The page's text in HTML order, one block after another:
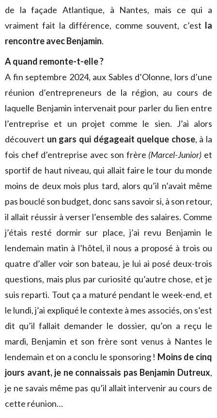
de la façade Atlantique, à Nantes, mais ce qui a
vraiment fait la différence, comme souvent, c’est la
rencontre avec Benjamin.
A quand remonte-t-elle ?
A fin septembre 2024, aux Sables d’Olonne, lors d’une
réunion d’entrepreneurs de la région, au cours de
laquelle Benjamin intervenait pour parler du lien entre
l’entreprise et un projet comme le sien. J’ai alors
découvert un gars qui dégageait quelque chose, à la
fois chef d’entreprise avec son frère (Marcel-Junior) et
sportif de haut niveau, qui allait faire le tour du monde
moins de deux mois plus tard, alors qu’il n’avait même
pas bouclé son budget, donc sans savoir si, à son retour,
il allait réussir à verser l’ensemble des salaires. Comme
j’étais resté dormir sur place, j’ai revu Benjamin le
lendemain matin à l’hôtel, il nous a proposé à trois ou
quatre d’aller voir son bateau, je lui ai posé deux-trois
questions, mais plus par curiosité qu’autre chose, et je
suis reparti. Tout ça a maturé pendant le week-end, et
le lundi, j’ai expliqué le contexte à mes associés, on s’est
dit qu’il fallait demander le dossier, qu’on a reçu le
mardi, Benjamin et son frère sont venus à Nantes le
lendemain et on a conclu le sponsoring ! Moins de cinq
jours avant, je ne connaissais pas Benjamin Dutreux,
je ne savais même pas qu’il allait intervenir au cours de
cette réunion…